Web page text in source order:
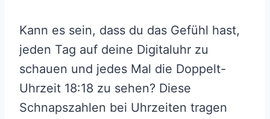
Kann es sein, dass du das Gefühl hast,
jeden Tag auf deine Digitaluhr zu
schauen und jedes Mal die Doppelt-
Uhrzeit 18:18 zu sehen? Diese
Schnapszahlen bei Uhrzeiten tragen